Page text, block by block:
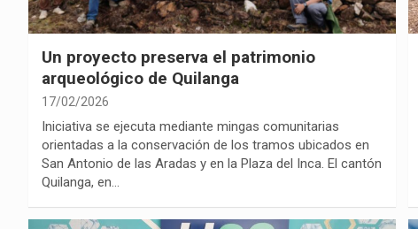
Un proyecto preserva el patrimonio
arqueológico de Quilanga
17/02/2026
Iniciativa se ejecuta mediante mingas comunitarias
orientadas a la conservación de los tramos ubicados en
San Antonio de las Aradas y en la Plaza del Inca. El cantón
Quilanga, en…